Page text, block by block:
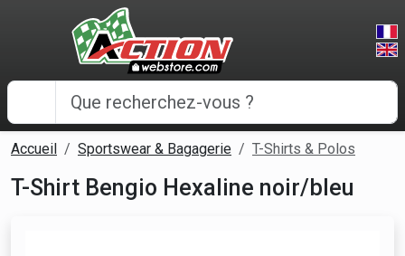
Panneau de gestion des cookies
Accueil Sportswear & Bagagerie T-Shirts & Polos
T-Shirt Bengio Hexaline noir/bleu